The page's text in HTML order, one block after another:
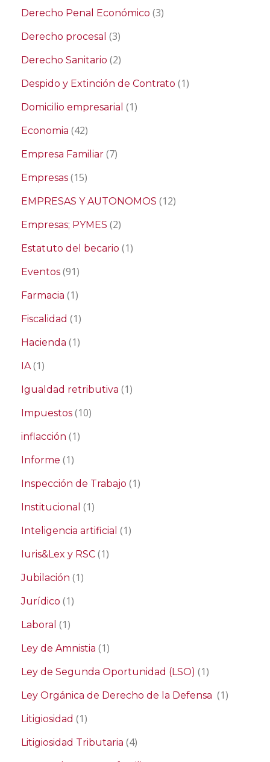
Derecho Penal Económico (3)
Derecho procesal (3)
Derecho Sanitario (2)
Despido y Extinción de Contrato (1)
Domicilio empresarial (1)
Economia (42)
Empresa Familiar (7)
Empresas (15)
EMPRESAS Y AUTONOMOS (12)
Empresas; PYMES (2)
Estatuto del becario (1)
Eventos (91)
Farmacia (1)
Fiscalidad (1)
Hacienda (1)
IA(1)
Igualdad retributiva (1)
Impuestos (10)
inflacción (1)
Informe (1)
Inspección de Trabajo (1)
Institucional (1)
Inteligencia artificial (1)
Iuris&Lex y RSC (1)
Jubilación (1)
Jurídico (1)
Laboral (1)
Ley de Amnistia (1)
Ley de Segunda Oportunidad (LSO) (1)
Ley Orgánica de Derecho de la Defensa (1)
Litigiosidad (1)
Litigiosidad Tributaria (4)